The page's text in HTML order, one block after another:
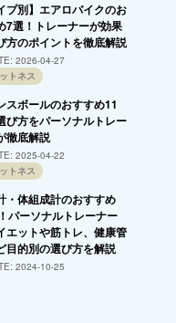
プ別】エアロバイクのお
7選！トレーナーが効果
方のポイントを徹底解説
2026-04-27
トネス
スボールのおすすめ11
び方をパーソナルトレー
徹底解説
2025-04-22
トネス
・体組成計のおすすめ
パーソナルトレーナー
エットや筋トレ、健康管
目的別の選び方を解説
2024-10-25